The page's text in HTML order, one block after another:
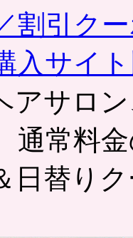
割引ク
入サイ
アサロ
通常料
日替り